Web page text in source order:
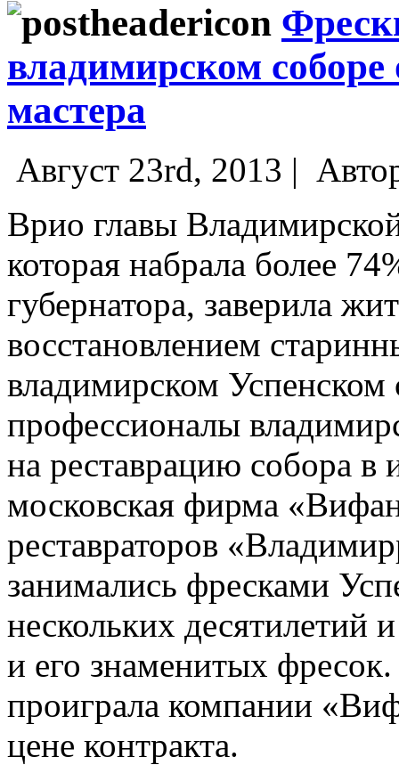
владимирском
мастера
Август 23rd, 2013 |
Врио главы
которая набрала более
губернатора, заверила
восстановлением
владимирском Успенском
профессионалы
на реставрацию собора в
московская фирма
реставраторов
занимались фресками
нескольких десятилетий
и его знаменитых
проиграла компании
цене контракта.